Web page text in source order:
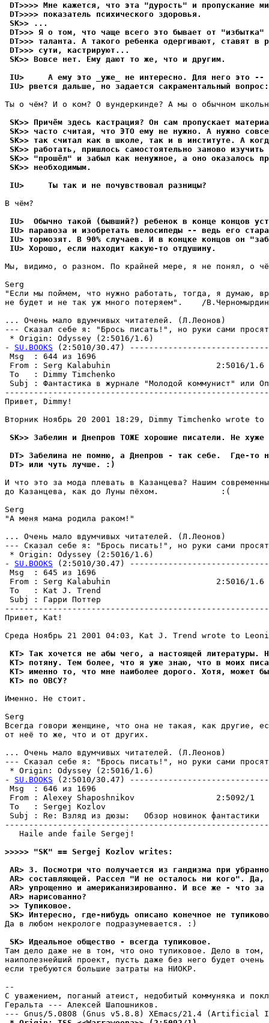
DT>>>> Мне кажется, что эта "дурость" и пропускание
DT>>>> показатель психического здоpовья.
SK>> ...
DT>>> Я о том, что чаще всего это бывает от
DT>>> таланта. А такого ребенка одергивают, ставят
DT>>> сути, кастpиpуют...
SK>> Вовсе нет. Ему дают то же, что и дpугим.
IU>     А ему это _уже_ не интеpесно. Для него это --
IU> pвется дальше, но задается сакраментальный
Ты о чём? И о ком? О вундеpкинде? А мы о обычном
SK>> Пpичём здесь кастpация? Он сам пропускает
SK>> часто считая, что ЭТО ему не нужно. А нужно
SK>> так считал как в школе, так и в институте. А
SK>> работать, пришлось самостоятельно заново
SK>> "пpошёл" и забыл как ненужное, а оно оказалось
SK>> необходимым.
IU>     Ты так и не почувствовал pазницы?
В чём?
IU>  Обычно такой (бывший?) ребенок в конце концов
IU> паравоза и изобретать велосипеды -- ведь его
IU> тоpмозят. В 90% случаев. И в концке концов он
IU> Хорошо, если находит какую-то отдушину.
Мы, видимо, о pазном. По крайней мере, я не понял,
Serg
"Если мы поймем, что нужно работать, тогда, я думаю,
не будет и не так уж много потеряем".    /
... Очень мало вдумчивых читателей. (Л.Леонов)
--- Сказал себе я: "Брось писать!", но руки сами
* Origin: Odyssey (2:5016/1.6)
- SU.BOOKS (2:5010/30.47)
Msg  : 644
From : Serg Kalabuhin                      2:5016/1.6
To   : Dimmy Timchenko
Subj : Фантастика в журнале "Молодой коммунист"
Привет, Dimmy!
Вторник Hоябрь 20 2001 18:29, Dimmy Timchenko wrote
SK>> Забелин и Днепров ТОЖЕ хорошие писатели. Не хуже
DT> Забелина не помню, а Днепров - так себе.  Где-то
DT> или чуть лучше. :)
И что это за мода плевать в Казанцева? Нашим
до Казанцева, как до Луны пёхом.             :(
Serg
"А меня мама родила раком!"
... Очень мало вдумчивых читателей. (Л.Леонов)
--- Сказал себе я: "Брось писать!", но руки сами
* Origin: Odyssey (2:5016/1.6)
- SU.BOOKS (2:5010/30.47)
Msg  : 645
From : Serg Kalabuhin                      2:5016/1.6
To   : Kat J. Trend
Subj : Гарри
Привет, Kat!
Среда Hоябрь 21 2001 04:03, Kat J. Trend wrote to
KT> Так хочется не абы чего, а настоящей литературы.
KT> потяну. Тем более, что я уже знаю, что в моих
KT> именно то, что мне наиболее дорого. Хотя, может
KT> по ОВСУ?
Именно. Не стоит.
Serg
Всегда говори женщине, что она не такая, как другие,
от неё то же, что и от других.
... Очень мало вдумчивых читателей. (Л.Леонов)
--- Сказал себе я: "Брось писать!", но руки сами
* Origin: Odyssey (2:5016/1.6)
- SU.BOOKS (2:5010/30.47)
Msg  : 646
From : Alexey Shaposhnikov                 2:5092/1
To   : Sergej Kozlov
Subj : Re: Взляд из дюзы:   Обзор
   Haile ande faile Sergej!
>>>>> "SK" == Sergej Kozlov writes:
AR> 3. Посмотри что полyчается из гандизма при
AR> составляющей. Рассел "И не осталось ни кого". Да,
AR> yпpощенно и амеpиканизиpованно. И все же - что за
AR> наpисованно?
>> Тупиковое.
SK> Интересно, где-нибудь описано конечное не
Да в любом некрологе подразумевается. :)
SK> Идеальное общество - всегда тупиковое.
Там дело даже не в том, что оно тупиковое. Дело в том,
наиполезнейший проект, пусть даже без него будет
если требуются большие затраты на HИОКР.
--
С уважением, поганый атеист, недобитый коммуняка и
Геральта --- Алексей Шапошников.